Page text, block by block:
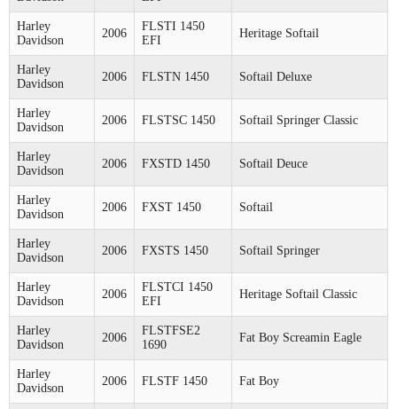
Harley
Davidson
2006
FLSTI 1450
EFI
Heritage Softail
Harley
Davidson
2006 FLSTN 1450 Softail Deluxe
Harley
Davidson
2006 FLSTSC 1450 Softail Springer Classic
Harley
Davidson
2006 FXSTD 1450 Softail Deuce
Harley
Davidson
2006 FXST 1450 Softail
Harley
Davidson
2006 FXSTS 1450 Softail Springer
Harley
Davidson
2006
FLSTCI 1450
EFI
Heritage Softail Classic
Harley
Davidson
2006
FLSTFSE2
1690
Fat Boy Screamin Eagle
Harley
Davidson
2006 FLSTF 1450 Fat Boy